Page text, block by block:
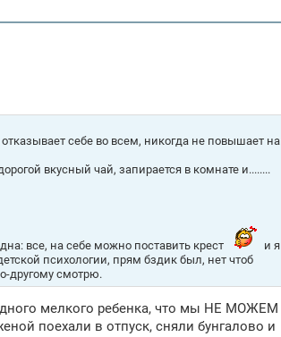
себе во всем, никогда не повышает на
вкусный чай, запирается в комнате и........
все, на себе можно поставить крест
и я
психологии, прям бздик был, нет чтоб
другому смотрю.
мелкого ребенка, что мы НЕ МОЖЕМ
поехали в отпуск, сняли бунгалово и